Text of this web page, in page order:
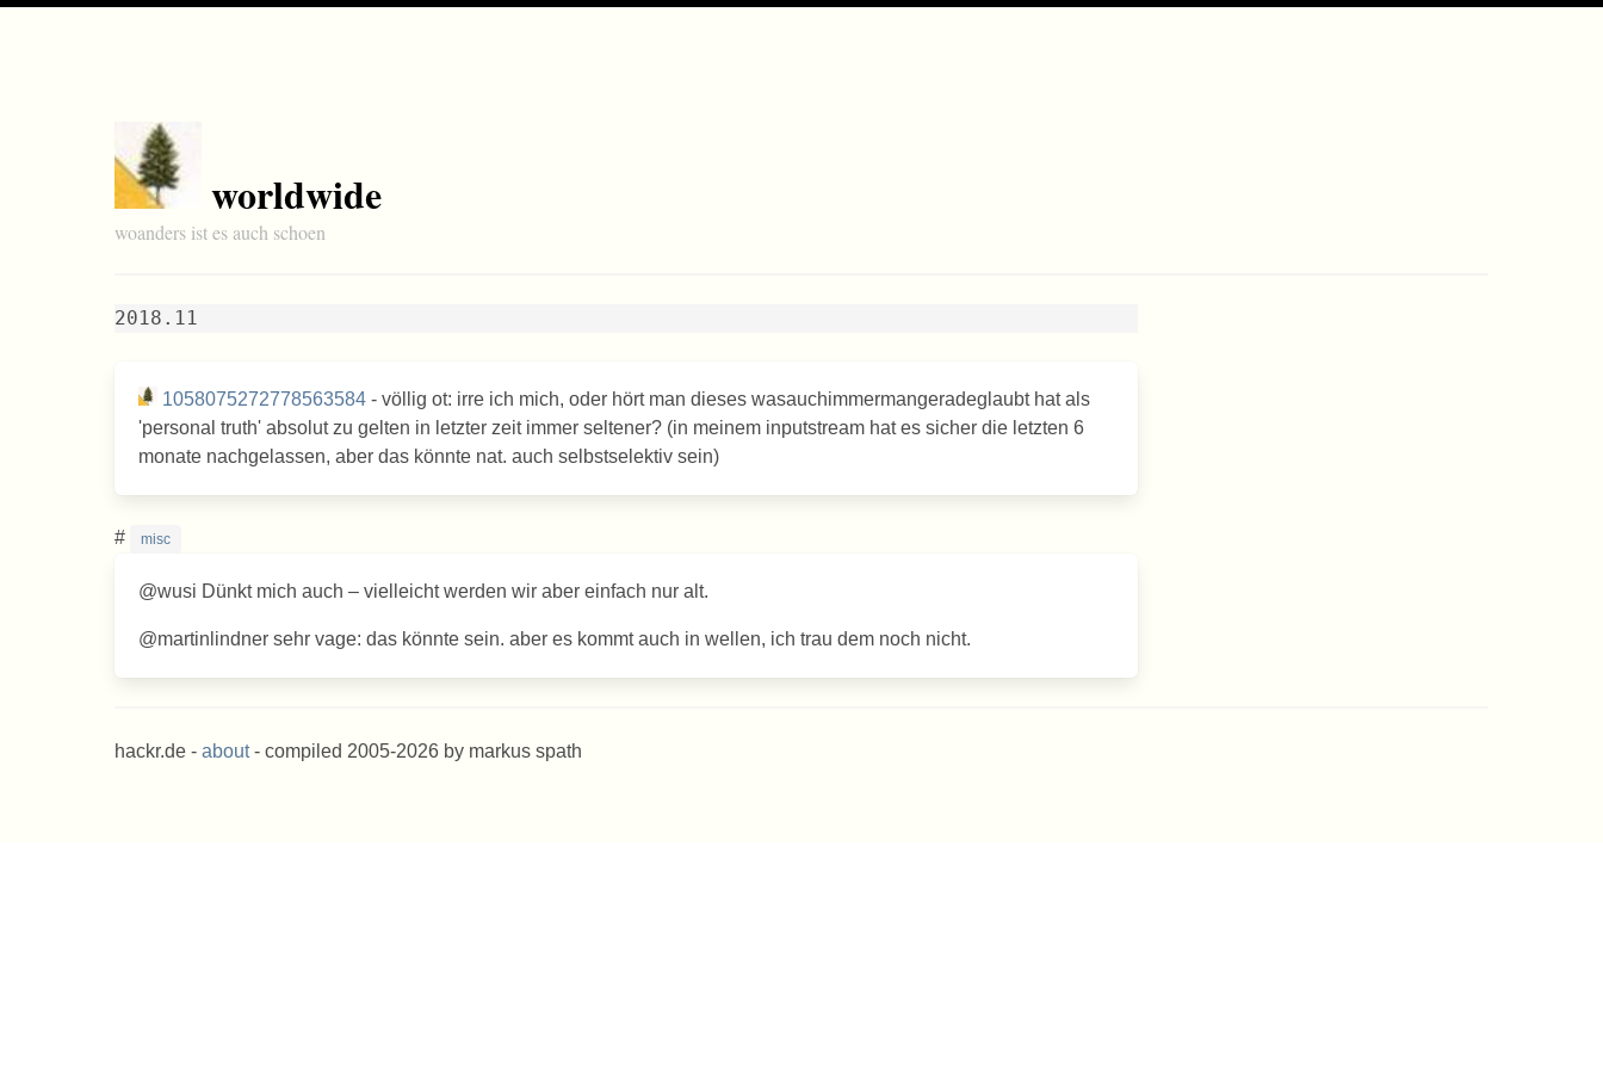
worldwide
woanders ist es auch schoen
2018.11
1058075272778563584 - völlig ot: irre ich mich, oder hört man dieses wasauchimmermangeradeglaubt hat als
'personal truth' absolut zu gelten in letzter zeit immer seltener? (in meinem inputstream hat es sicher die letzten 6
monate nachgelassen, aber das könnte nat. auch selbstselektiv sein)
# misc
@wusi Dünkt mich auch – vielleicht werden wir aber einfach nur alt.
@martinlindner sehr vage: das könnte sein. aber es kommt auch in wellen, ich trau dem noch nicht.
hackr.de - about- compiled 2005-2026 by markus spath